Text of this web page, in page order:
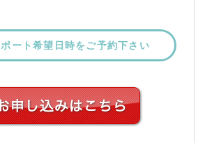
ート希望日時をご予約下さい